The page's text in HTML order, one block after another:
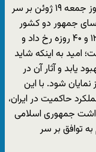
جمهوری اسلامی ایران و ایالات متحده آمریکا روز جمعه ۱۹ ژوئن بر سر
جمهور دو کشور
اجرایی شد. این تحول پس از دو جنگ ویرانگر ۱۲ و ۴۰ روزه رخ داد و
امید به اینکه شاید
یابد و آثار آن در
شود. با این
حاکمیت در ایران،
جمهوری اسلامی
توافق بر سر